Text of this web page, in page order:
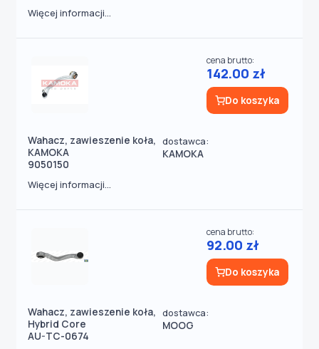
Więcej informacji...
Wahacz, zawieszenie koła,
KAMOKA
9050150
dostawca:
KAMOKA
cena brutto:
142.00 zł
Do koszyka
Więcej informacji...
Wahacz, zawieszenie koła,
Hybrid Core
AU-TC-0674
dostawca:
MOOG
cena brutto:
92.00 zł
Do koszyka